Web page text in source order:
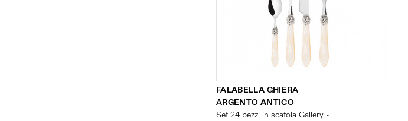
FALABELLA GHIERA
ARGENTO ANTICO
Set 24 pezzi in scatola Gallery -